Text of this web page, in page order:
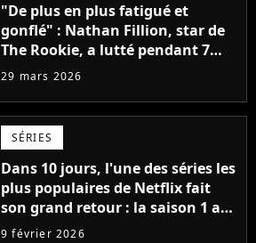
"De plus en plus fatigué et
gonflé" : Nathan Fillion, star de
The Rookie, a lutté pendant 7
ans avec un rôle qui le détruisait
29 mars 2026
SÉRIES
Dans 10 jours, l'une des séries les
plus populaires de Netflix fait
son grand retour : la saison 1 a
cumulé plus de 98 millions de
9 février 2026